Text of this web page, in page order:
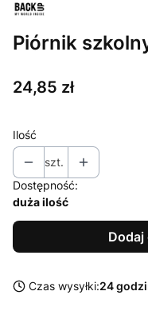
Piórnik
Cena
24,85 zł
Ilość
szt.
Dostępność:
duża ilość
Dodaj
Czas wysyłki:24